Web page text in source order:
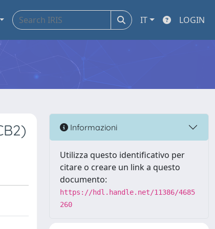
IT LOGIN
Informazioni
Utilizza questo identificativo per
citare o creare un link a questo
documento:
https://hdl.handle.net/11386/4685
260